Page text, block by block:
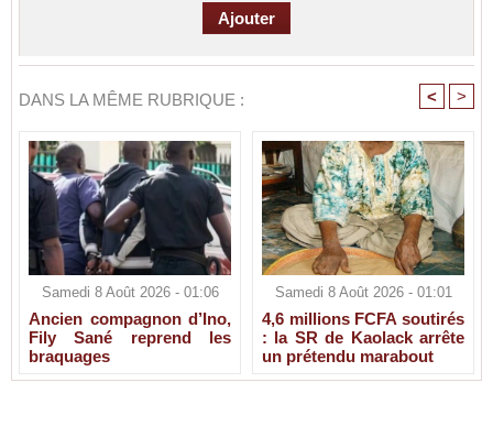
DANS LA MÊME RUBRIQUE : < >
Samedi 8 Août 2026 - 01:06
Ancien compagnon d’Ino,
Fily Sané reprend les
braquages
Samedi 8 Août 2026 - 01:01
4,6 millions FCFA soutirés
: la SR de Kaolack arrête
un prétendu marabout